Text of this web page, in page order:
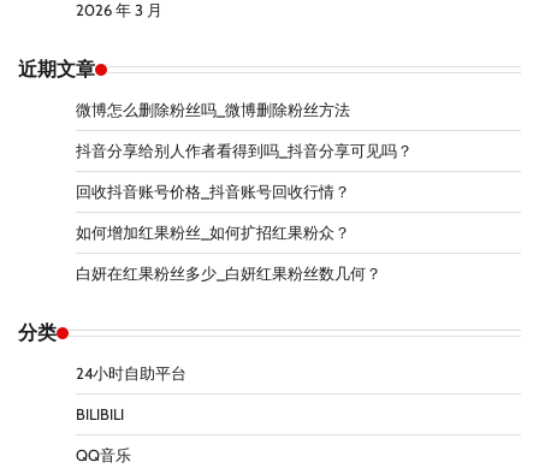
2026 年 3 月
近期文章
微博怎么删除粉丝吗_微博删除粉丝方法
抖音分享给别人作者看得到吗_抖音分享可见吗？
回收抖音账号价格_抖音账号回收行情？
如何增加红果粉丝_如何扩招红果粉众？
白妍在红果粉丝多少_白妍红果粉丝数几何？
分类
24小时自助平台
BILIBILI
QQ音乐